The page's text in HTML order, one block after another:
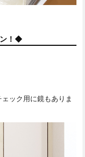
ン！◆
ック用に鏡もありま